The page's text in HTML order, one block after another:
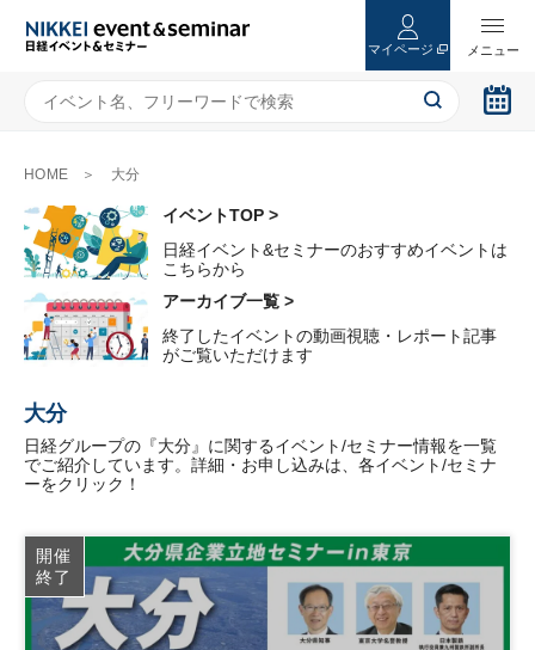
マイページ
HOME 大分
イベントTOP >
日経イベント&セミナーのおすすめイベントは
こちらから
アーカイブ一覧 >
終了したイベントの動画視聴・レポート記事
がご覧いただけます
大分
日経グループの『大分』に関するイベント/セミナー情報を一覧
でご紹介しています。詳細・お申し込みは、各イベント/セミナ
ーをクリック！
開催
終了